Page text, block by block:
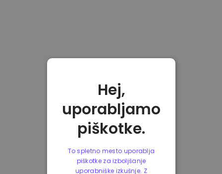
Hej,
uporabljamo
piškotke.
To spletno mesto uporablja
piškotke za izboljšanje
uporabniške izkušnje. Z